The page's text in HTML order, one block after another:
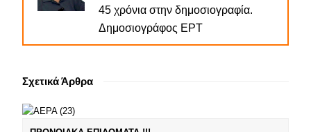
45 χρόνια στην δημοσιογραφία.
Δημοσιογράφος ΕΡΤ
Σχετικά Άρθρα